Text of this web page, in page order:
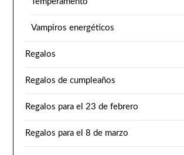
Vampiros energéticos
Regalos
Regalos de cumpleaños
Regalos para el 23 de febrero
Regalos para el 8 de marzo